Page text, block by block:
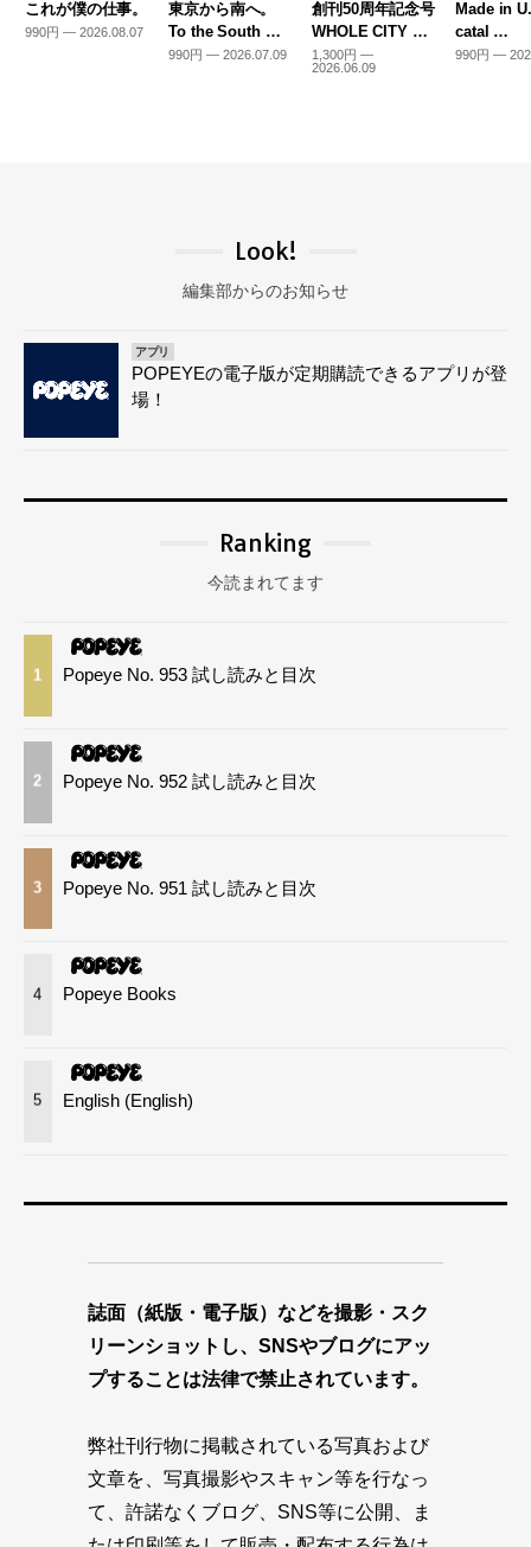
これが僕の仕事。
990円 — 2026.08.07
東京から南へ。
To the South …
990円 — 2026.07.09
創刊50周年記念号
WHOLE CITY …
1,300円 —
2026.06.09
Made in
catal …
990円 —
Look!
編集部からのお知らせ
アプリ
POPEYEの電子版が定期購読できるアプリが登
場！
Ranking
今読まれてます
1 Popeye No. 953 試し読みと目次
2 Popeye No. 952 試し読みと目次
3 Popeye No. 951 試し読みと目次
4 Popeye Books
5 English (English)
誌面（紙版・電子版）などを撮影・スク
リーンショットし、SNSやブログにアッ
プすることは法律で禁止されています。
弊社刊行物に掲載されている写真および
文章を、写真撮影やスキャン等を行なっ
て、許諾なくブログ、SNS等に公開、ま